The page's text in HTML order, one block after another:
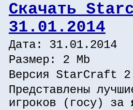
Скачать
31.01.2014
Дата: 31.01.2014
Размер: 2 Mb
Версия StarCraft
Представлены
игроков (госу) за